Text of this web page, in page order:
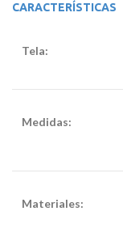
CARACTERÍSTICAS
Tela:
Medidas:
Materiales: